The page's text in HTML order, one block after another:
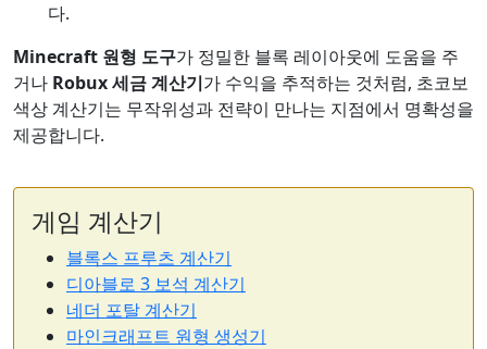
다.
Minecraft 원형 도구가 정밀한 블록 레이아웃에 도움을 주
거나 Robux 세금 계산기가 수익을 추적하는 것처럼, 초코보
색상 계산기는 무작위성과 전략이 만나는 지점에서 명확성을
제공합니다.
게임 계산기
블록스 프루츠 계산기
디아블로 3 보석 계산기
네더 포탈 계산기
마인크래프트 원형 생성기